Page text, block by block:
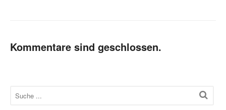
Kommentare sind geschlossen.